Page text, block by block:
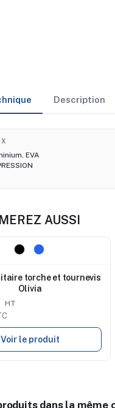
Description
EVA
AUSSI
torche et tournevis
Olivia
Voir le produit
dans la même